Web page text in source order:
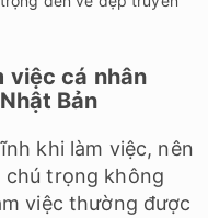
việc cá nhân
Bản
khi làm việc, nên
chú trọng không
việc thường được